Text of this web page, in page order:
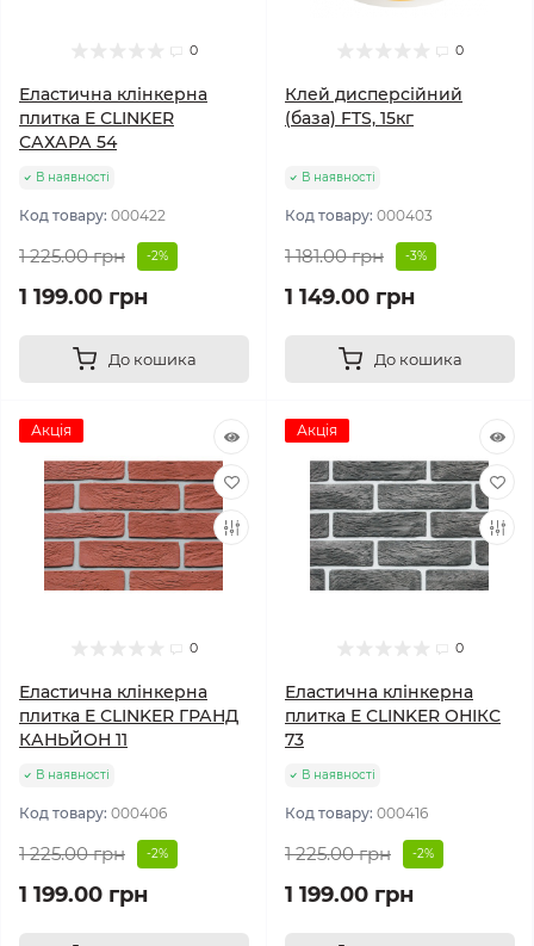
0
Еластична клінкерна
плитка E СLINKER
САХАРА 54
В наявності
Код товару: 000422
1 225.00 грн -2%
1 199.00 грн
До кошика
0
Клей дисперсійний
(база) FTS, 15кг
В наявності
Код товару: 000403
1 181.00 грн -3%
1 149.00 грн
До кошика
Акція
0
Еластична клінкерна
плитка E СLINKER ГРАНД
КАНЬЙОН 11
В наявності
Код товару: 000406
1 225.00 грн -2%
1 199.00 грн
Акція
0
Еластична клінкерна
плитка E СLINKER ОНІКС
73
В наявності
Код товару: 000416
1 225.00 грн -2%
1 199.00 грн